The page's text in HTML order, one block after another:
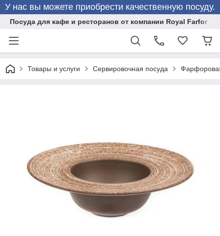
У нас вы можете приобрести качественную посуду.
Посуда для кафе и ресторанов от компании Royal Farfor
Товары и услуги Сервировочная посуда